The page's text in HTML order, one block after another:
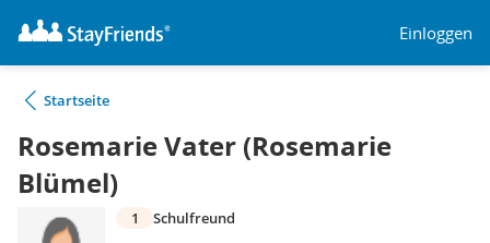
Einloggen
Startseite
Rosemarie Vater (Rosemarie
Blümel)
1 Schulfreund